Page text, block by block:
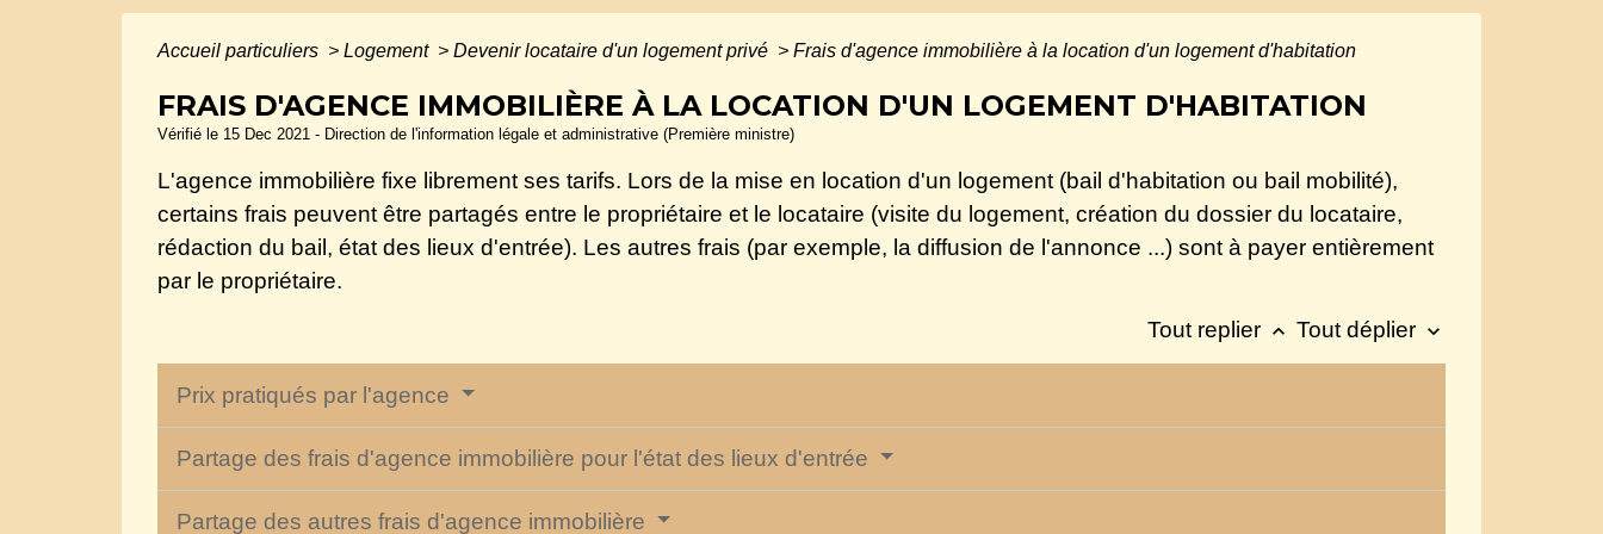
Accueil particuliers > Logement > Devenir locataire d'un logement privé > Frais d'agence immobilière à la location d'un logement d'habitation
FRAIS D'AGENCE IMMOBILIÈRE À LA LOCATION D'UN LOGEMENT D'HABITATION
Vérifié le 15 Dec 2021 - Direction de l'information légale et administrative (Première ministre)
L'agence immobilière fixe librement ses tarifs. Lors de la mise en location d'un logement (bail d'habitation ou bail mobilité),
certains frais peuvent être partagés entre le propriétaire et le locataire (visite du logement, création du dossier du locataire,
rédaction du bail, état des lieux d'entrée). Les autres frais (par exemple, la diffusion de l'annonce ...) sont à payer entièrement
par le propriétaire.
Tout replier keyboard_arrow_up Tout déplier keyboard_arrow_down
Prix pratiqués par l'agence
Partage des frais d'agence immobilière pour l'état des lieux d'entrée
Partage des autres frais d'agence immobilière